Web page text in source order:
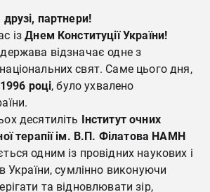
партнери!
ізДнем Конституції України!
відзначає одне з
свят. Саме цього дня,
році, було ухвалено
десятиліть Інститут очних
терапії ім. В.П. Філатова НАМН
одним із провідних наукових і
України, сумлінно виконуючи
та відновлювати зір,